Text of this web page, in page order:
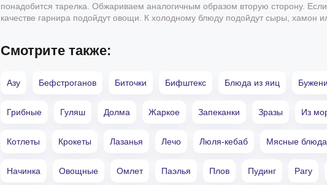
понадобится тарелка. Обжариваем аналогичным образом вторую сторону.
качестве гарнира подойдут овощи. К холодному блюду подойдут сыры, хамон
Смотрите также:
Азу Бефстроганов Биточки Бифштекс Блюда из яиц
Грибные Гуляш Долма Жаркое Запеканки Зразы Из
Котлеты Крокеты Лазанья Лечо Люля-кебаб Мясные блюда
Начинка Овощные Омлет Паэлья Плов Пудинг Рагу